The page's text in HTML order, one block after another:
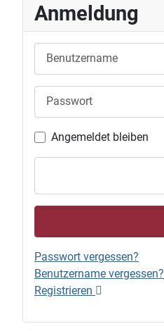
Anmeldung
Angemeldet bleiben
Passwort vergessen?
Benutzername vergessen?
Registrieren